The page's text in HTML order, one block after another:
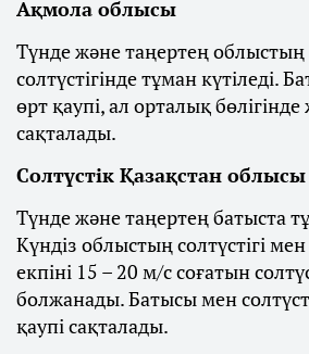
Ақмола облысы
Түнде және таңертең
солтүстігінде тұман күтіледі.
өрт қаупі, ал орталық
сақталады.
Солтүстік Қазақстан облысы
Түнде және таңертең батыста
Күндіз облыстың солтүстігі
екпіні 15 – 20 м/с соғатын
болжанады. Батысы мен
қаупі сақталады.